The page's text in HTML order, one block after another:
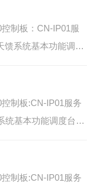
制板：CN-IP01服
馈系统基本功能调度
传功能。而GPS定
制板:CN-IP01服务
统基本功能调度台录
功能。而GPS定位功
制板:CN-IP01服务